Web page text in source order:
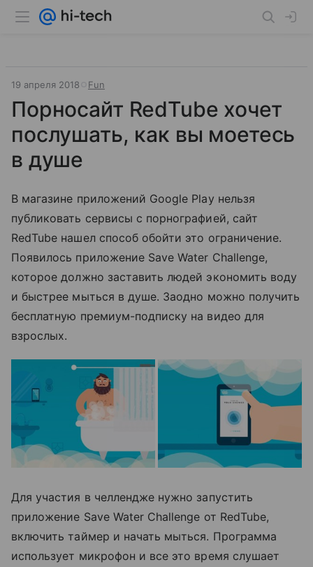
19 апреля 2018 Fun
Порносайт RedTube хочет
послушать, как вы моетесь
в душе
В магазине приложений Google Play нельзя
публиковать сервисы с порнографией, сайт
RedTube нашел способ обойти это ограничение.
Появилось приложение Save Water Challenge,
которое должно заставить людей экономить воду
и быстрее мыться в душе. Заодно можно получить
бесплатную премиум-подписку на видео для
взрослых.
Для участия в челлендже нужно запустить
приложение Save Water Challenge от RedTube,
включить таймер и начать мыться. Программа
использует микрофон и все это время слушает